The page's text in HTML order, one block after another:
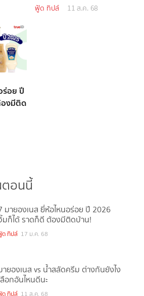
ฟู้ด ทิปส์ 11 ส.ค. 68
ร่อย ปี
องมีติด
อนนี้
มายองเนส ยี่ห้อไหนอร่อย ปี 2026
มก็ได้ ราดก็ดี ต้องมีติดบ้าน!
ด ทิปส์ 17 ม.ค. 68
ายองเนส vs น้ำสลัดครีม ต่างกันยังไง
ลือกอันไหนดีนะ